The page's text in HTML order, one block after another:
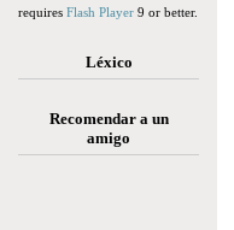
requires Flash Player 9 or better.
Léxico
Recomendar a un
amigo